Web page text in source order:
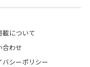
載について
合わせ
バシーポリシー